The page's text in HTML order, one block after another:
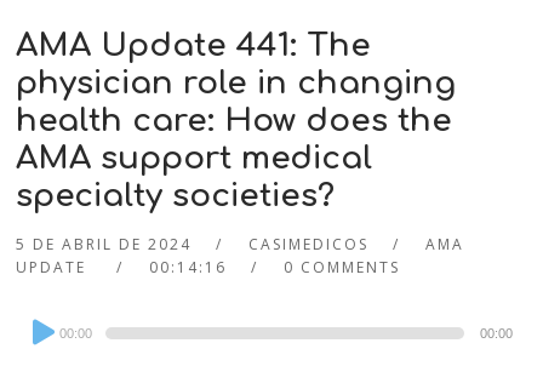
AMA Update 441: The
physician role in changing
health care: How does the
AMA support medical
specialty societies?
5 DE ABRIL DE 2024 CASIMEDICOS
AMA
UPDATE
00:14:16 0 COMMENTS
Audio
Player
00:00 00:00